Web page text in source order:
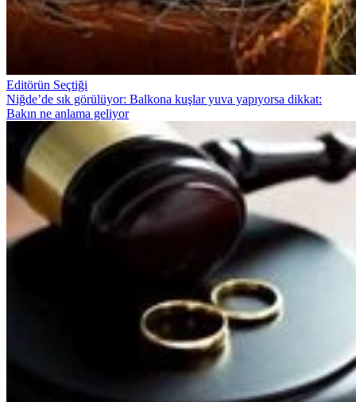
Editörün Seçtiği
Niğde’de sık görülüyor: Balkona kuşlar yuva yapıyorsa dikkat:
Bakın ne anlama geliyor